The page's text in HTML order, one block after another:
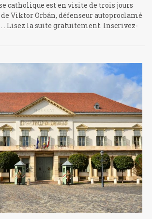
catholique est en visite de trois jours
Viktor Orbán, défenseur autoproclamé
. Lisez la suite gratuitement. Inscrivez-